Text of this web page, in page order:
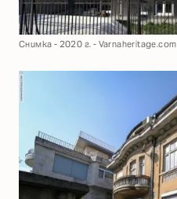
Снимка - 2020 г. - Varnaheritage.com